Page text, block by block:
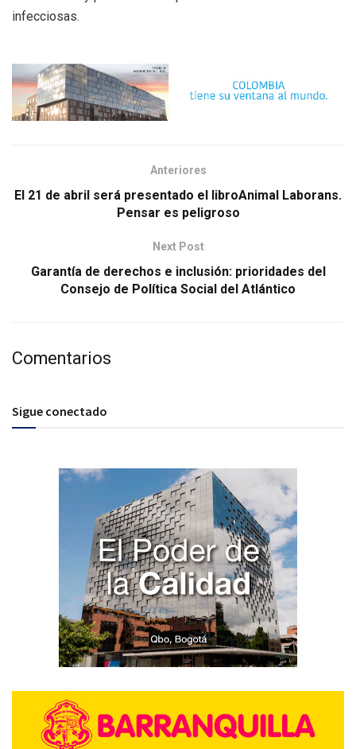
infecciosas.
Anteriores
El 21 de abril será presentado el libroAnimal Laborans.
Pensar es peligroso
Next Post
Garantía de derechos e inclusión: prioridades del
Consejo de Política Social del Atlántico
Comentarios
Sigue conectado